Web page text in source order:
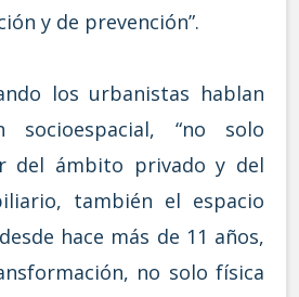
y de prevención”.
los urbanistas hablan
socioespacial, “no solo
del ámbito privado y del
también el espacio
hace más de 11 años,
no solo física